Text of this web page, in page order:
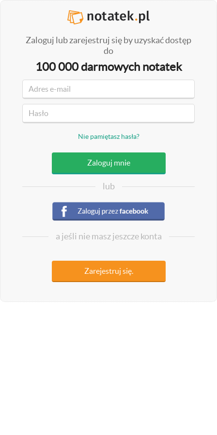
Zaloguj lub zarejestruj się by uzyskać dostęp
do
100 000 darmowych notatek
Nie pamiętasz hasła?
lub
a jeśli nie masz jeszcze konta
Zarejestruj się.